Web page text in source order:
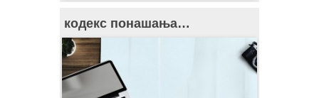
кодекс понашања…